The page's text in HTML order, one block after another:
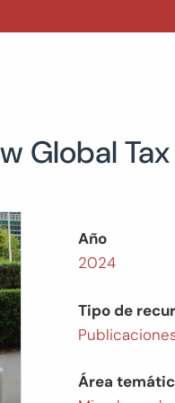
Global
Año
2024
Tipo de
Área